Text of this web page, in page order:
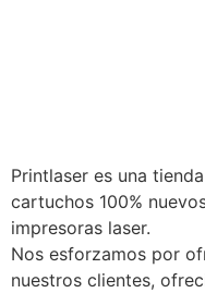
Printlaser es una
cartuchos 100%
impresoras laser.
Nos esforzamos por
nuestros clientes,